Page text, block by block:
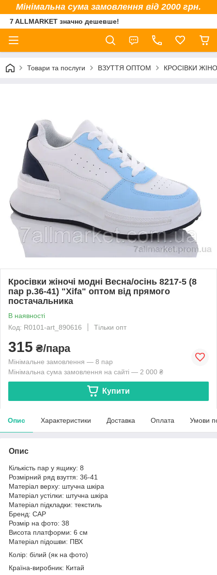
Мінімальна сума замовлення від 2000 грн.
7 ALLMARKET значно дешевше!
Товари та послуги ВЗУТТЯ ОПТОМ КРОСІВКИ
Кросівки жіночі модні Весна/осінь 8217-5 (8
пар р.36-41) "Xifa" оптом від прямого
постачальника
В наявності
Код: R0101-art_890616
Тільки опт
315 ₴/пара
Мінімальне замовлення — 8 пар
Мінімальна сума замовлення на сайті — 2 000 ₴
Купити
Опис Характеристики Доставка Оплата Умови
Опис
Кількість пар у ящику: 8
Розмірний ряд взуття: 36-41
Матеріал верху: штучна шкіра
Матеріал устілки: штучна шкіра
Матеріал підкладки: текстиль
Бренд: CAP
Розмір на фото: 38
Висота платформи: 6 см
Матеріал підошви: ПВХ
Колір: білий (як на фото)
Країна-виробник: Китай